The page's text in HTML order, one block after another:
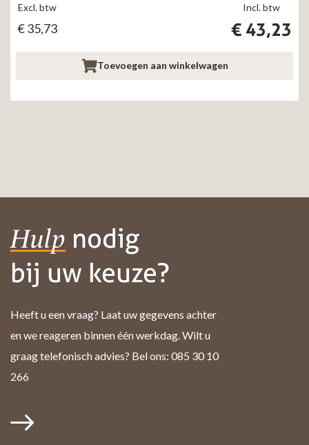
Incl. btw
€43,23
Excl. btw
€35,73
Toevoegen aan winkelwagen
Hulp nodig
bij uw keuze?
Heeft u een vraag? Laat uw gegevens achter
en we reageren binnen één werkdag. Wilt u
graag telefonisch advies? Bel ons: 085 30 10
266